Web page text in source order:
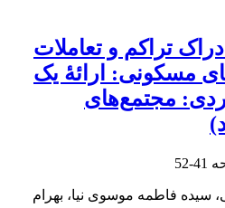
تراکم و تعاملات
مسکونی: ارائۀ یک
مجتمع‌های
41-52
سیده فاطمه موسوی نیا، بهرام